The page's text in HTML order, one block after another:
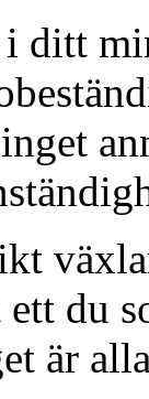
ditt
du
är